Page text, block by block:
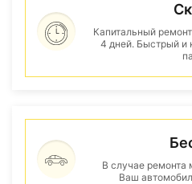
Капитальный
4 дней. Быстрый и
В случае ремонта
Ваш